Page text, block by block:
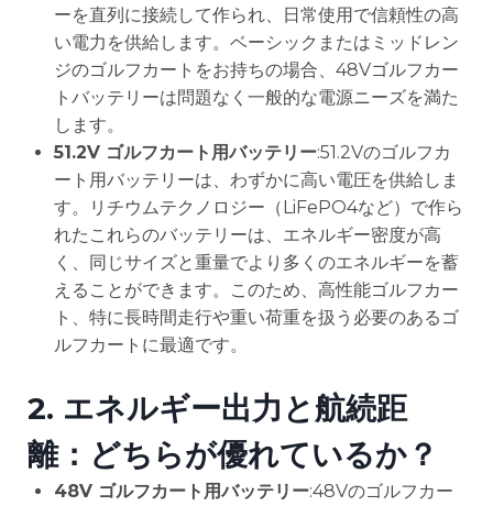
ーを直列に接続して作られ、日常使用で信頼性の高
い電力を供給します。ベーシックまたはミッドレン
ジのゴルフカートをお持ちの場合、48Vゴルフカー
トバッテリーは問題なく一般的な電源ニーズを満た
します。
51.2V ゴルフカート用バッテリー:51.2Vのゴルフカ
ート用バッテリーは、わずかに高い電圧を供給しま
す。リチウムテクノロジー（LiFePO4など）で作ら
れたこれらのバッテリーは、エネルギー密度が高
く、同じサイズと重量でより多くのエネルギーを蓄
えることができます。このため、高性能ゴルフカー
ト、特に長時間走行や重い荷重を扱う必要のあるゴ
ルフカートに最適です。
2. エネルギー出力と航続距
離：どちらが優れているか？
48V ゴルフカート用バッテリー:48Vのゴルフカー